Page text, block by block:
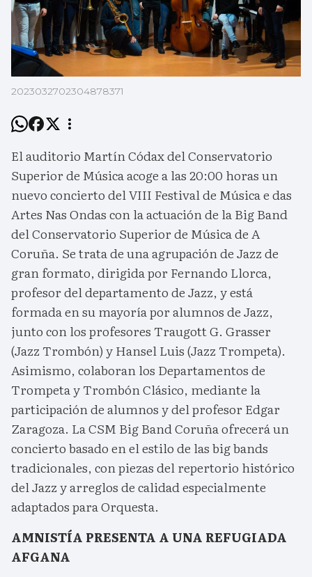
2023032702304878371
El auditorio Martín Códax del Conservatorio
Superior de Música acoge a las 20:00 horas un
nuevo concierto del VIII Festival de Música e das
Artes Nas Ondas con la actuación de la Big Band
del Conservatorio Superior de Música de A
Coruña. Se trata de una agrupación de Jazz de
gran formato, dirigida por Fernando Llorca,
profesor del departamento de Jazz, y está
formada en su mayoría por alumnos de Jazz,
junto con los profesores Traugott G. Grasser
(Jazz Trombón) y Hansel Luis (Jazz Trompeta).
Asimismo, colaboran los Departamentos de
Trompeta y Trombón Clásico, mediante la
participación de alumnos y del profesor Edgar
Zaragoza. La CSM Big Band Coruña ofrecerá un
concierto basado en el estilo de las big bands
tradicionales, con piezas del repertorio histórico
del Jazz y arreglos de calidad especialmente
adaptados para Orquesta.
AMNISTÍA PRESENTA A UNA REFUGIADA
AFGANA